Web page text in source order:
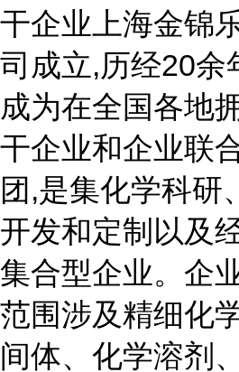
干企业上海金锦
司成立,历经20余
成为在全国各地
干企业和企业联
团,是集化学科研
开发和定制以及
集合型企业。企
范围涉及精细化
间体、化学溶剂